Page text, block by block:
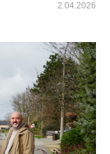
2.04.2026